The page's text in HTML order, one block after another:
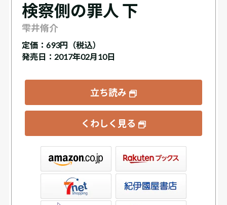
検察側の罪人 下
雫井脩介
定価： 693円（税込）
発売日：2017年02月10日
立ち読み
くわしく見る
書店ウェブストア